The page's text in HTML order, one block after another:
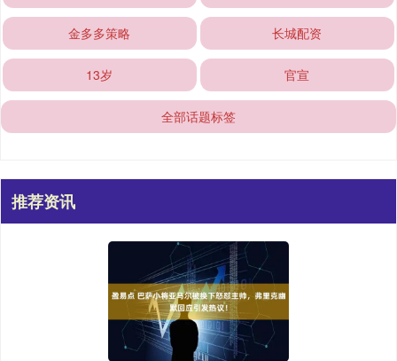
金多多策略 长城配资
13岁 官宣
全部话题标签
推荐资讯